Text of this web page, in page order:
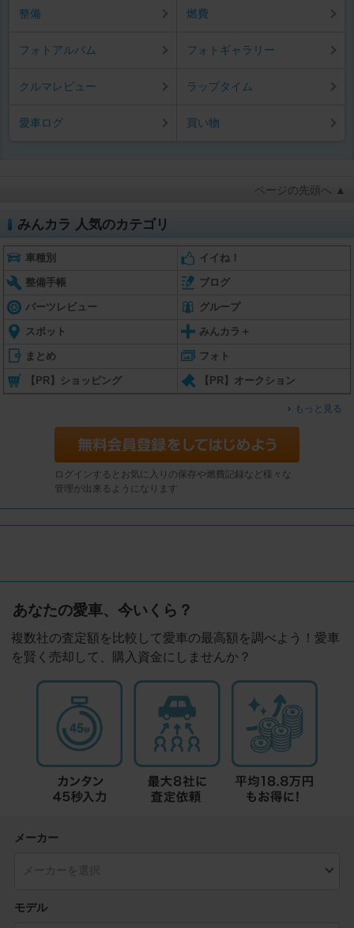
整備 燃費
フォトアルバム フォトギャラリー
クルマレビュー ラップタイム
愛車ログ 買い物
ページの先頭へ ▲
みんカラ 人気のカテゴリ
車種別 イイね！
整備手帳 ブログ
パーツレビュー グループ
スポット みんカラ＋
まとめ フォト
【PR】ショッピング 【PR】オークション
もっと見る
ログインするとお気に入りの保存や燃費記録など様々な
管理が出来るようになります
あなたの愛車、今いくら？
複数社の査定額を比較して愛車の最高額を調べよう！愛車
を賢く売却して、購入資金にしませんか？
メーカー
モデル